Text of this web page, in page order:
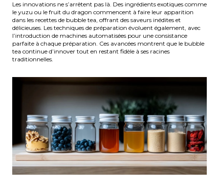
Les innovations ne s’arrêtent pas là. Des ingrédients exotiques comme
le yuzu ou le fruit du dragon commencent à faire leur apparition
dans les recettes de bubble tea, offrant des saveurs inédites et
délicieuses. Les techniques de préparation évoluent également, avec
l’introduction de machines automatisées pour une consistance
parfaite à chaque préparation. Ces avancées montrent que le bubble
tea continue d’innover tout en restant fidèle à ses racines
traditionnelles.